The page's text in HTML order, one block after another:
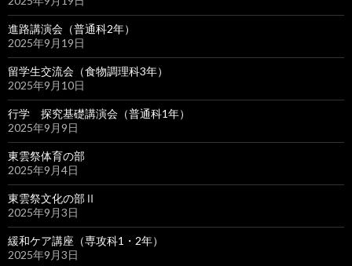
進路講演会（普通科2年）
2025年9月19日
留学生交流会（食物調理科3年）
2025年9月10日
行学 探究基礎講演会（普通科1年）
2025年9月9日
東雲祭体育の部
2025年9月4日
東雲祭文化の部Ⅱ
2025年9月3日
緩和ケア講座（専攻科1・2年）
2025年9月3日